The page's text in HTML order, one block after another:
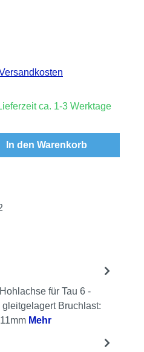
ca. 1-3 Werktage
den gewünschten
In den Warenkorb
für Tau 6 -
Bruchlast:
Mehr